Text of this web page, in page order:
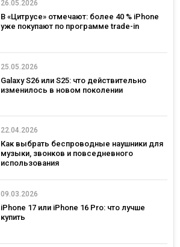
26.05.2026
В «Цитрусе» отмечают: более 40 % iPhone
уже покупают по программе trade-in
25.05.2026
Galaxy S26 или S25: что действительно
изменилось в новом поколении
22.04.2026
Как выбрать беспроводные наушники для
музыки, звонков и повседневного
использования
09.03.2026
iPhone 17 или iPhone 16 Pro: что лучше
купить